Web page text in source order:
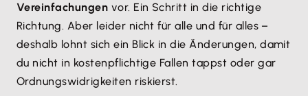
Vereinfachungen vor. Ein Schritt in die richtige
Richtung. Aber leider nicht für alle und für alles –
deshalb lohnt sich ein Blick in die Änderungen, damit
du nicht in kostenpflichtige Fallen tappst oder gar
Ordnungswidrigkeiten riskierst.